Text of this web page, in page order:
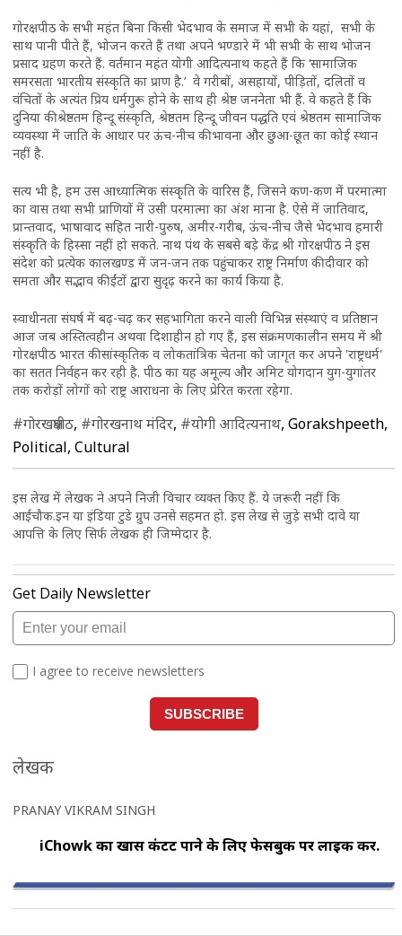
गोरक्षपीठ के सभी महंत बिना किसी भेदभाव के समाज में सभी के यहां, सभी के
साथ पानी पीते हैं, भोजन करते हैं तथा अपने भण्डारे में भी सभी के साथ भोजन
प्रसाद ग्रहण करते हैं. वर्तमान महंत योगी आदित्यनाथ कहते हैं कि ‘सामाजिक
समरसता भारतीय संस्कृति का प्राण है.’ वे गरीबों, असहायों, पीड़ितों, दलितों व
वंचितों के अत्यंत प्रिय धर्मगुरू होने के साथ ही श्रेष्ठ जननेता भी हैं. वे कहते हैं कि
दुनिया की श्रेष्ठतम हिन्दू संस्कृति, श्रेष्ठतम हिन्दू जीवन पद्धति एवं श्रेष्ठतम सामाजिक
व्यवस्था में जाति के आधार पर ऊंच-नीच की भावना और छुआ-छूत का कोई स्थान
नहीं है.
सत्य भी है, हम उस आध्यात्मिक संस्कृति के वारिस हैं, जिसने कण-कण में परमात्मा
का वास तथा सभी प्राणियों में उसी परमात्मा का अंश माना है. ऐसे में जातिवाद,
प्रान्तवाद, भाषावाद सहित नारी-पुरुष, अमीर-गरीब, ऊंच-नीच जैसे भेदभाव हमारी
संस्कृति के हिस्सा नहीं हो सकते. नाथ पंथ के सबसे बड़े केंद्र श्री गोरक्षपीठ ने इस
संदेश को प्रत्येक कालखण्ड में जन-जन तक पहुंचाकर राष्ट्र निर्माण की दीवार को
समता और सद्भाव की ईंटों द्वारा सुदृढ़ करने का कार्य किया है.
स्वाधीनता संघर्ष में बढ़-चढ़ कर सहभागिता करने वाली विभिन्न संस्थाएं व प्रतिष्ठान
आज जब अस्तित्वहीन अथवा दिशाहीन हो गए हैं, इस संक्रमणकालीन समय में श्री
गोरक्षपीठ भारत की सांस्कृतिक व लोकतांत्रिक चेतना को जागृत कर अपने 'राष्ट्रधर्म'
का सतत निर्वहन कर रही है. पीठ का यह अमूल्य और अमिट योगदान युग-युगांतर
तक करोड़ों लोगों को राष्ट्र आराधना के लिए प्रेरित करता रहेगा.
#गोरखक्षपीठ, #गोरखनाथ मंदिर, #योगी आदित्यनाथ, Gorakshpeeth,
Political, Cultural
इस लेख में लेखक ने अपने निजी विचार व्यक्त किए हैं. ये जरूरी नहीं कि
आईचौक.इन या इंडिया टुडे ग्रुप उनसे सहमत हो. इस लेख से जुड़े सभी दावे या
आपत्ति के लिए सिर्फ लेखक ही जिम्मेदार है.
लेखक
PRANAY VIKRAM SINGH
iChowk का खास कंटेंट पाने के लिए फेसबुक पर लाइक करें.